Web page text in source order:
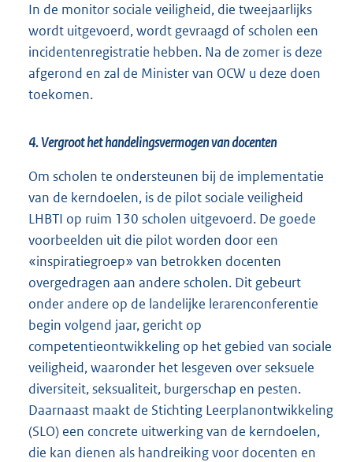
In de monitor sociale veiligheid, die tweejaarlijks
wordt uitgevoerd, wordt gevraagd of scholen een
incidentenregistratie hebben. Na de zomer is deze
afgerond en zal de Minister van OCW u deze doen
toekomen.
4. Vergroot het handelingsvermogen van docenten
Om scholen te ondersteunen bij de implementatie
van de kerndoelen, is de pilot sociale veiligheid
LHBTI op ruim 130 scholen uitgevoerd. De goede
voorbeelden uit die pilot worden door een
«inspiratiegroep» van betrokken docenten
overgedragen aan andere scholen. Dit gebeurt
onder andere op de landelijke lerarenconferentie
begin volgend jaar, gericht op
competentieontwikkeling op het gebied van sociale
veiligheid, waaronder het lesgeven over seksuele
diversiteit, seksualiteit, burgerschap en pesten.
Daarnaast maakt de Stichting Leerplanontwikkeling
(SLO) een concrete uitwerking van de kerndoelen,
die kan dienen als handreiking voor docenten en